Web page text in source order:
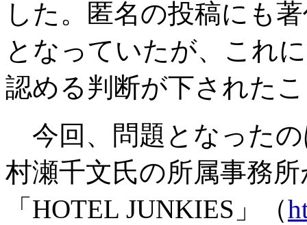
した。匿名の投稿にも
となっていたが、これ
認める判断が下された
今回、問題となった
村瀬千文氏の所属事務
「HOTEL JUNKIES」（